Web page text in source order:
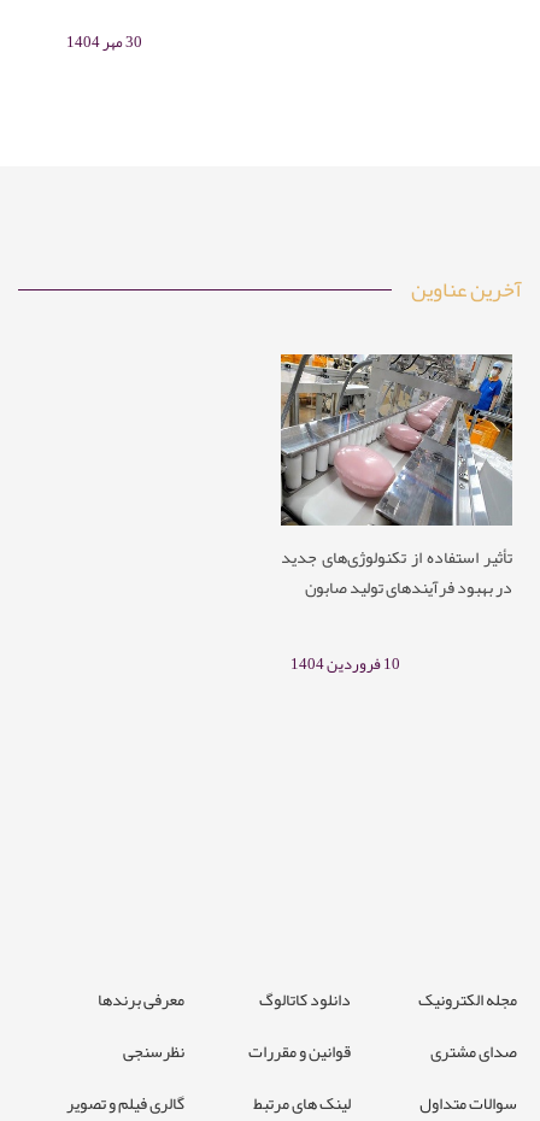
رز، درخت چای، نعناع و رزماری در صابون، علاوه بر رایحه دل‌انگیز،
30 مهر 1404
آخرین عناوین
تأثیر استفاده از تکنولوژی‌های جدید
در بهبود فرآیندهای تولید صابون
10 فروردین 1404
مجله الکترونیک دانلود کاتالوگ
معرفی برندها
صدای مشتری
قوانین و مقررات
نظرسنجی
سوالات متداول
لینک های مرتبط گالری فیلم و تصویر